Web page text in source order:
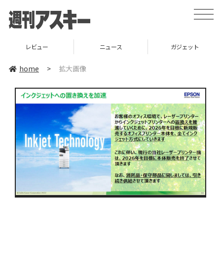
toggle
レビュー ニュース ガジェット
home > 拡大画像